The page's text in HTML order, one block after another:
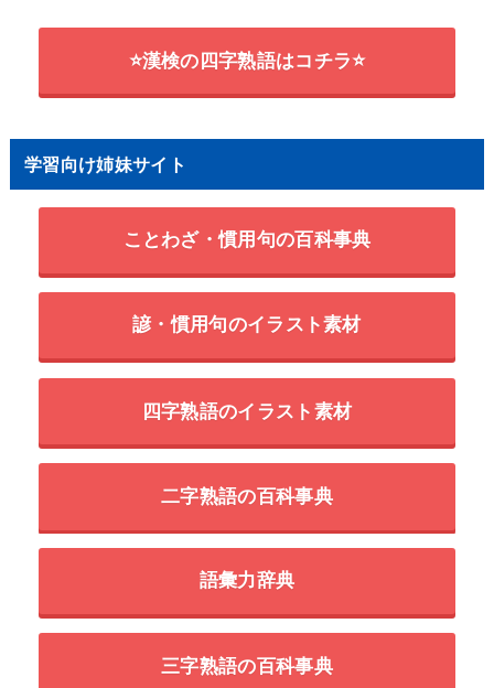
⭐漢検の四字熟語はコチラ⭐
学習向け姉妹サイト
ことわざ・慣用句の百科事典
諺・慣用句のイラスト素材
四字熟語のイラスト素材
二字熟語の百科事典
語彙力辞典
三字熟語の百科事典